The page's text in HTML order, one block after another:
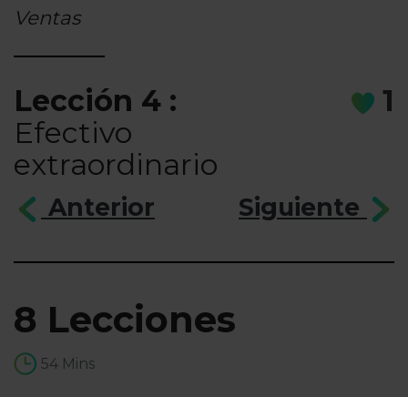
Ventas
Lección 4 :
Efectivo
extraordinario
1
Anterior Siguiente
8 Lecciones
54 Mins